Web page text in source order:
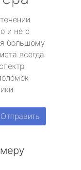
и не с
большому
всегда
Отправить